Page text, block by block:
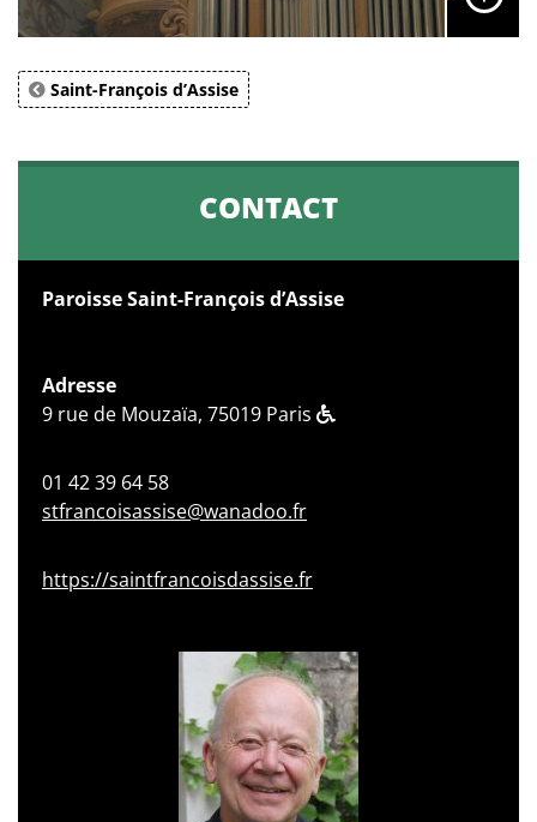
Saint-François d’Assise
CONTACT
Paroisse Saint-François d’Assise
Adresse
9 rue de Mouzaïa, 75019 Paris
01 42 39 64 58
stfrancoisassise@wanadoo.fr
https://saintfrancoisdassise.fr